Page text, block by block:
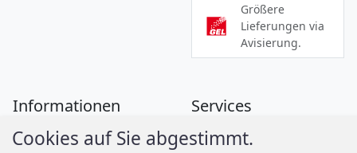
Größere
Lieferungen via
Avisierung.
Informationen
Zahlung
Services
Montageanleitungen
Cookies auf Sie abgestimmt.